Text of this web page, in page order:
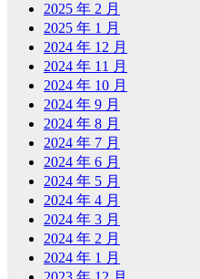
2025 年 2 月
2025 年 1 月
2024 年 12 月
2024 年 11 月
2024 年 10 月
2024 年 9 月
2024 年 8 月
2024 年 7 月
2024 年 6 月
2024 年 5 月
2024 年 4 月
2024 年 3 月
2024 年 2 月
2024 年 1 月